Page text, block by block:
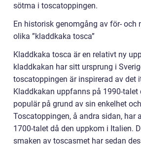
sötma i toscatoppingen.
En historisk genomgång av för- och
olika ”kladdkaka tosca”
Kladdkaka tosca är en relativt ny
kladdkakan har sitt ursprung i
toscatoppingen är inspirerad av det
Kladdkakan uppfanns på 1990-talet
populär på grund av sin enkelhet
Toscatoppingen, å andra sidan, har
1700-talet då den uppkom i Italien.
smaken av toscasmet har sedan